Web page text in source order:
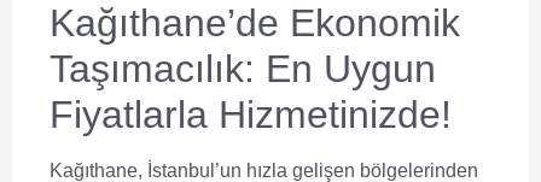
Kağıthane’de Ekonomik
Taşımacılık: En Uygun
Fiyatlarla Hizmetinizde!
Kağıthane, İstanbul’un hızla gelişen bölgelerinden